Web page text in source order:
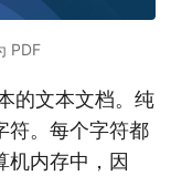
PDF
的文本文档。纯
符。每个字符都
机内存中，因